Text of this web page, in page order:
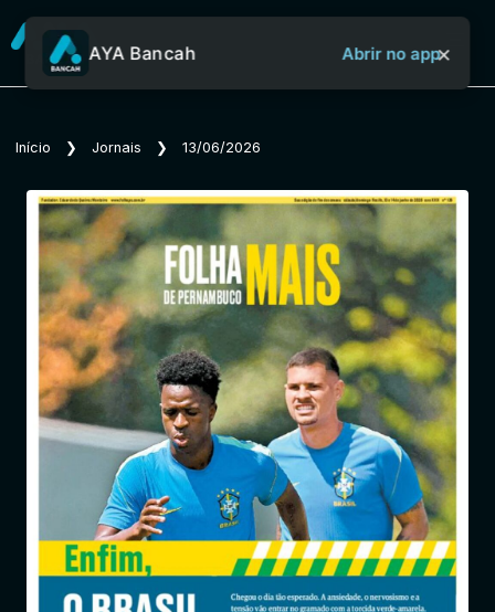
Sobre o Aya Bancah
Início
Revistas
Jornais
Notícias
Entrar
AYA Bancah Abrir no app×
Início ❯ Jornais ❯ 13/06/2026